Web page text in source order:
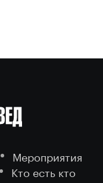
Мероприятия
Кто есть кто